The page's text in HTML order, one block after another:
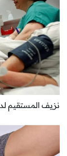
نزيف المستقيم